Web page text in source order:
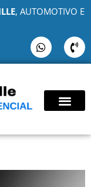
, AUTOMOTIVO E